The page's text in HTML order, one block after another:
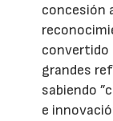
concesión
convertido
grandes
sabiendo
e